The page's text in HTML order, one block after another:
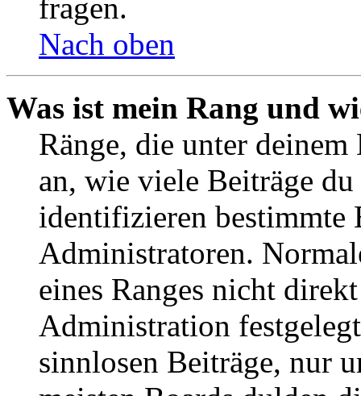
fragen.
Nach oben
Was ist mein Rang und
Ränge, die unter deinem
an, wie viele Beiträge
identifizieren bestimmte
Administratoren.
eines Ranges nicht
Administration
sinnlosen Beiträge, nur